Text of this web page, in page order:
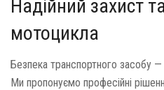
Надійний захист
мотоцикла
Безпека транспортного засобу
Ми пропонуємо професійні